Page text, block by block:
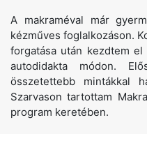
A makraméval már
kézműves foglalkozáson.
forgatása után kezdtem
autodidakta módon.
összetettebb mintákkal
Szarvason tartottam
program keretében.